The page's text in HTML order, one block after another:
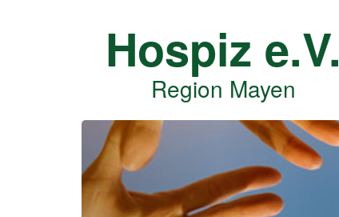
Hospiz e.V.
Region Mayen
Vorheriges
Bild